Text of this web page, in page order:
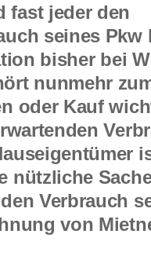
fast jeder den
seines Pkw
bisher bei
nunmehr
oder Kauf
nützliche
Verbrauch
von